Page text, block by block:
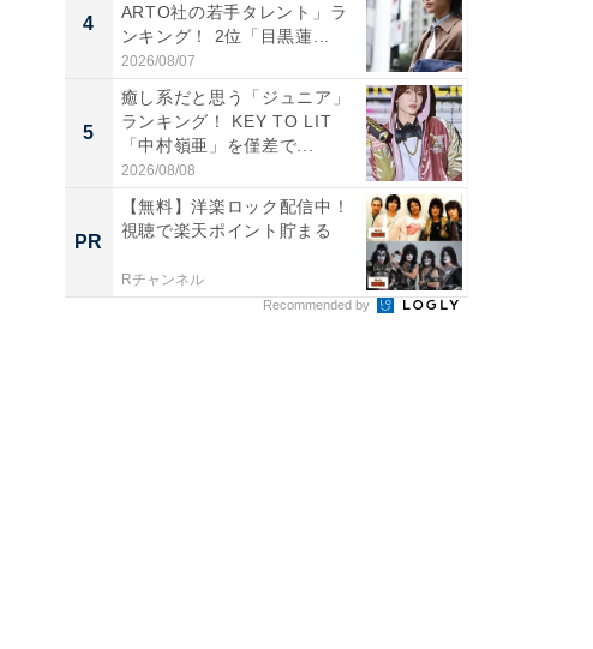
4
ARTO社の若手タレント」ラ
ンキング！ 2位「目黒蓮...
2026/08/07
5
癒し系だと思う「ジュニア」
ランキング！ KEY TO LIT
「中村嶺亜」を僅差で...
2026/08/08
PR
【無料】洋楽ロック配信中！
視聴で楽天ポイント貯まる
Rチャンネル
Recommended by